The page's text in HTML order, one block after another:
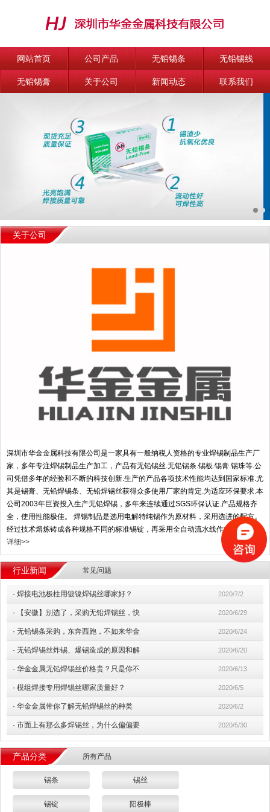
网站首页 公司产品 无铅锡条 无铅锡线
无铅锡膏 关于公司 新闻动态 联系我们
关于公司
深圳市华金金属科技有限公司是一家具有一般纳税人资格的专业焊锡制品生产厂
家，多年专注焊锡制品生产加工，产品有无铅锡丝.无铅锡条.锡板.锡膏.锡珠等.公
司凭借多年的经验和不断的科技创新.生产的产品各项技术性能均达到国家标准.尤
其是锡膏、无铅焊锡条、无铅焊锡丝获得众多使用厂家的肯定.为适应环保要求.本
公司2003年巨资投入生产无铅焊锡，多年来连续通过SGS环保认证.产品规格齐
全，使用性能极佳。 焊锡制品是选用电解特纯锡作为原材料，采用选进的配方。
经过技术熔炼铸成各种规格不同的标准锡锭，再采用全自动流水线作业挤拉成...
详细>>
行业新闻 常见问题
· 焊接电池极柱用镀镍焊锡丝哪家好？ 2020/7/2
· 【安徽】别选了，采购无铅焊锡丝，快 2020/6/29
· 无铅锡条采购，东奔西跑，不如来华金 2020/6/24
· 无铅焊锡丝炸锡、爆锡造成的原因和解 2020/6/20
· 华金金属无铅焊锡丝价格贵？只是你不 2020/6/13
· 模组焊接专用焊锡丝哪家质量好？ 2020/6/5
· 华金金属带你了解无铅焊锡丝的种类 2020/6/2
· 市面上有那么多焊锡丝，为什么偏偏要 2020/5/30
产品分类 所有产品
锡条 锡丝
锡锭 阳极棒